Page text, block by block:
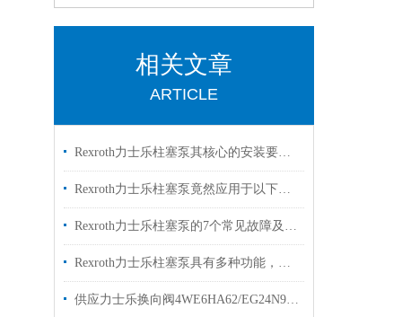
相关文章
ARTICLE
Rexroth力士乐柱塞泵其核心的安装要点如下
Rexroth力士乐柱塞泵竟然应用于以下几大领域
Rexroth力士乐柱塞泵的7个常见故障及其处理措施，来看看你知道几条
Rexroth力士乐柱塞泵具有多种功能，详细请看下文
供应力士乐换向阀4WE6HA62/EG24N9K4型号齐全